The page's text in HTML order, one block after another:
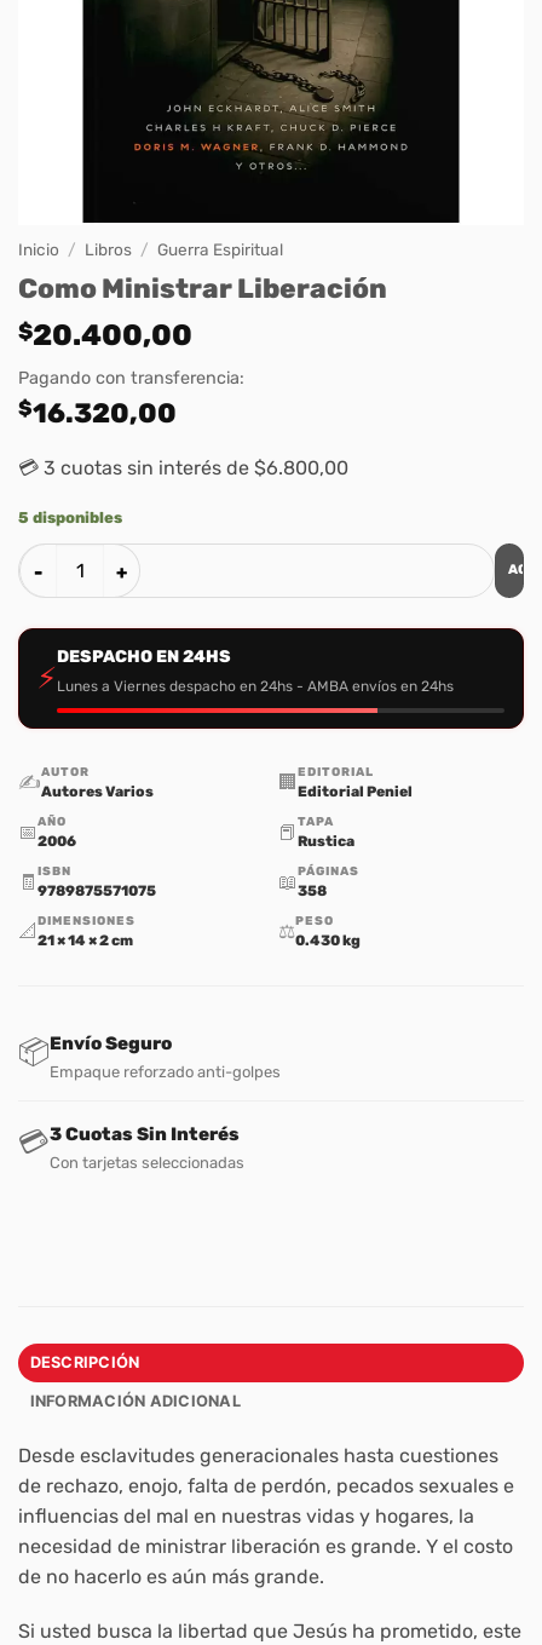
Inicio / Libros / Guerra Espiritual
Como Ministrar Liberación
$20.400,00
Pagando con transferencia:
$16.320,00
💳 3 cuotas sin interés de $6.800,00
5 disponibles
Como Ministrar Liberación cantidad
⚡
DESPACHO EN 24HS
Lunes a Viernes despacho en 24hs - AMBA envíos en 24hs
✍️AUTOR
Autores Varios 🏢 EDITORIAL
Editorial Peniel
📅AÑO
2006 📕 TAPA
Rustica
🧾 ISBN
9789875571075 📖PÁGINAS
358
📐 DIMENSIONES
21 × 14 × 2 cm ⚖️PESO
0.430 kg
📦Envío Seguro
Empaque reforzado anti-golpes
💳3 Cuotas Sin Interés
Con tarjetas seleccionadas
DESCRIPCIÓN
INFORMACIÓN ADICIONAL
Desde esclavitudes generacionales hasta cuestiones
de rechazo, enojo, falta de perdón, pecados sexuales e
influencias del mal en nuestras vidas y hogares, la
necesidad de ministrar liberación es grande. Y el costo
de no hacerlo es aún más grande.
Si usted busca la libertad que Jesús ha prometido, este